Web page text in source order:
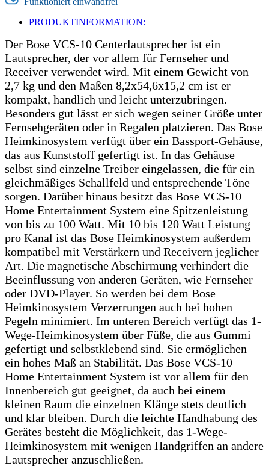
PRODUKTINFORMATION:
Der Bose VCS-10 Centerlautsprecher ist ein
Lautsprecher, der vor allem für Fernseher und
Receiver verwendet wird. Mit einem Gewicht von
2,7 kg und den Maßen 8,2x54,6x15,2 cm ist er
kompakt, handlich und leicht unterzubringen.
Besonders gut lässt er sich wegen seiner Größe unter
Fernsehgeräten oder in Regalen platzieren. Das Bose
Heimkinosystem verfügt über ein Bassport-Gehäuse,
das aus Kunststoff gefertigt ist. In das Gehäuse
selbst sind einzelne Treiber eingelassen, die für ein
gleichmäßiges Schallfeld und entsprechende Töne
sorgen. Darüber hinaus besitzt das Bose VCS-10
Home Entertainment System eine Spitzenleistung
von bis zu 100 Watt. Mit 10 bis 120 Watt Leistung
pro Kanal ist das Bose Heimkinosystem außerdem
kompatibel mit Verstärkern und Receivern jeglicher
Art. Die magnetische Abschirmung verhindert die
Beeinflussung von anderen Geräten, wie Fernseher
oder DVD-Player. So werden bei dem Bose
Heimkinosystem Verzerrungen auch bei hohen
Pegeln minimiert. Im unteren Bereich verfügt das 1-
Wege-Heimkinosystem über Füße, die aus Gummi
gefertigt und selbstklebend sind. Sie ermöglichen
ein hohes Maß an Stabilität. Das Bose VCS-10
Home Entertainment System ist vor allem für den
Innenbereich gut geeignet, da auch bei einem
kleinen Raum die einzelnen Klänge stets deutlich
und klar bleiben. Durch die leichte Handhabung des
Gerätes besteht die Möglichkeit, das 1-Wege-
Heimkinosystem mit wenigen Handgriffen an andere
Lautsprecher anzuschließen.